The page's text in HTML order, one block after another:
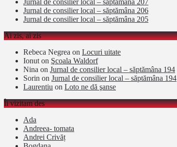
Jurnal de consilier local – săptămâna 207
Jurnal de consilier local – săptămâna 206
Jurnal de consilier local – săptămâna 205
Ai zis, ai zis
Rebeca Negrea on Locuri uitate
Ionuton Şcoala Waldorf
Nina on Jurnal de consilier local – săptămâna 194
Sorin on Jurnal de consilier local – săptămâna 194
Laurentiu on Loto ne dă şanse
Îi vizitam des
Ada
Andreea- tomata
Andrei Crivăț